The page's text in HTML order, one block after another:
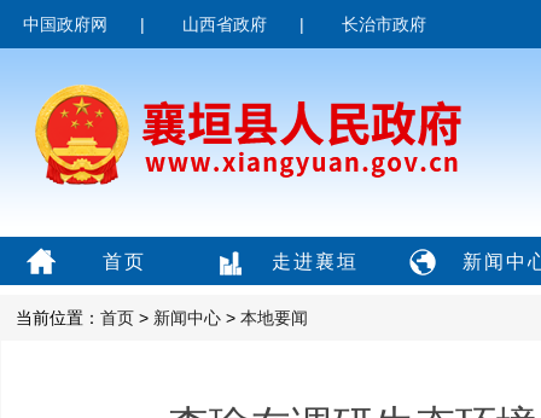
中国政府网 | 山西省政府 | 长治市政府
首页 走进襄垣 新闻中
当前位置： 首页 > 新闻中心 > 本地要闻